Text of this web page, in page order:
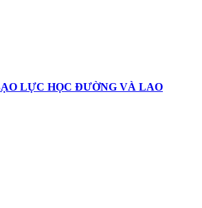
LỰC HỌC ĐƯỜNG VÀ LAO